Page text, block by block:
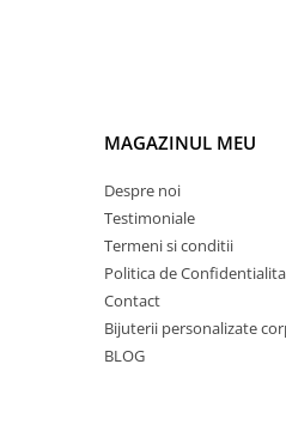
MAGAZINUL MEU
Despre noi
Testimoniale
Termeni si conditii
Politica de
Contact
Bijuterii personalizate
BLOG